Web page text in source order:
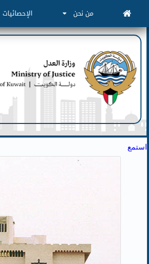
من نحن الإحصائيات
استمع